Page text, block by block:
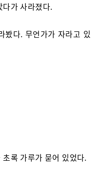
가 사라졌다.
봤다. 무언가가 자라고 있
록 가루가 묻어 있었다.